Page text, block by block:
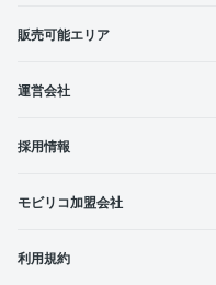
販売可能エリア
運営会社
採用情報
モビリコ加盟会社
利用規約